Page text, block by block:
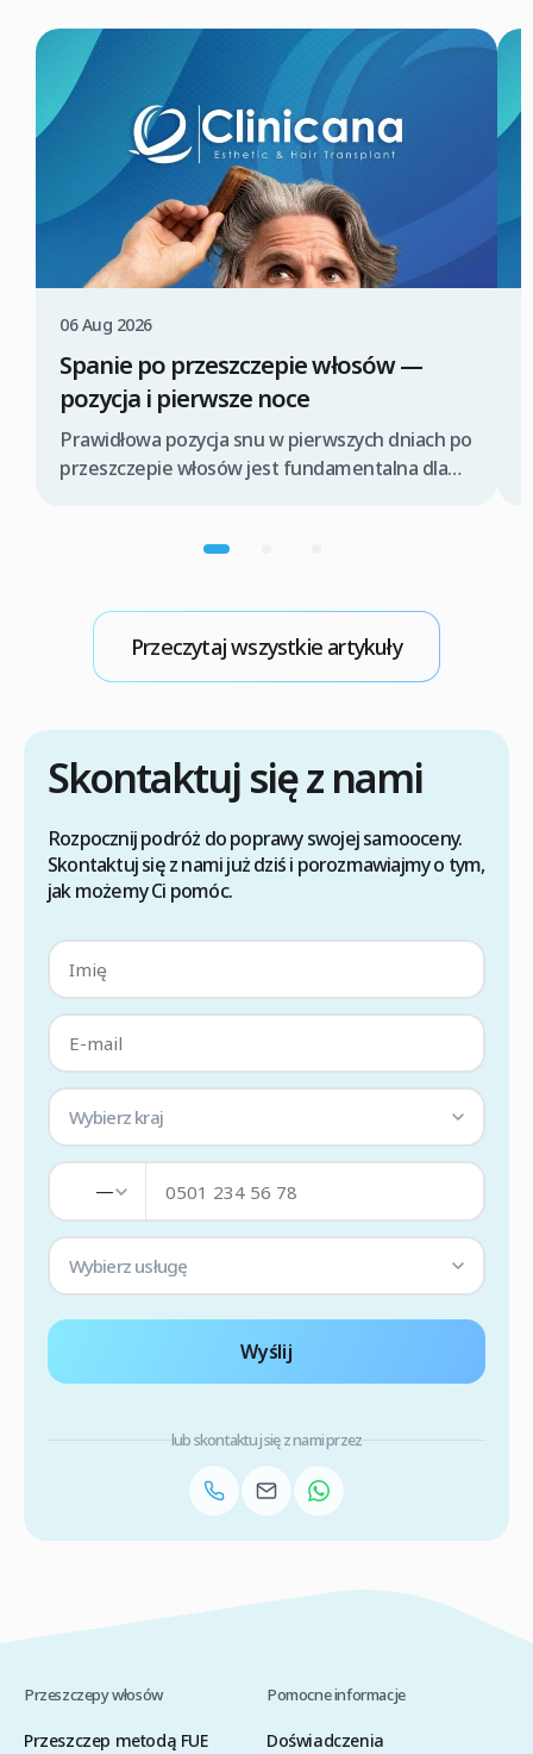
06 Aug 2026
Spanie po przeszczepie włosów —
pozycja i pierwsze noce
Prawidłowa pozycja snu w pierwszych dniach po
przeszczepie włosów jest fundamentalna dla
głowy pomaga zminimalizować obrzęk,
uszkodzeniu delikatnych cebulek włosowych
oraz wspiera prawidłową integrację
przeszczepów z nowym miejscem. Kluczowe
utrzymanie głowy w podwyższonej pozycji. […]
Przeczytaj wszystkie artykuły
Skontaktuj się z nami
Rozpocznij podróż do poprawy swojej samooceny.
Skontaktuj się z nami już dziś i porozmawiajmy o tym,
jak możemy Ci pomóc.
Wybierz kraj
—
Wybierz usługę
Wyślij
lub skontaktuj się z nami przez
Przeszczepy włosów
Przeszczep metodą FUE
Pomocne informacje
Doświadczenia